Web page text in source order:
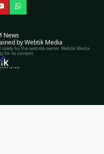
YouTubeWhatsApp
News
by Webtik Media
by the website owner. Webtik Media
for its content.